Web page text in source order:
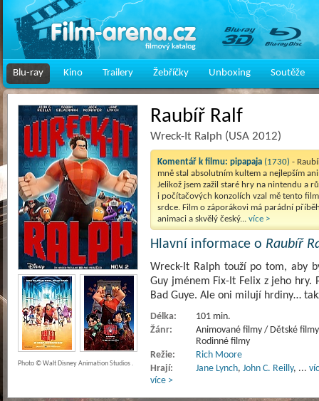
Blu-ray Kino Trailery Žebříčky Unboxing Soutěže
Raubíř Ralf
Wreck-It Ralph (USA 2012)
Komentář k filmu: pipapaja (1730) -
mně stal absolutním kultem a nejlepším
Jelikož jsem zažil staré hry na nintendu a
i počítačových konzolích vzal mě tento
srdce. Film o záporákovi má parádní
animaci a skvělý český... více >
Hlavní informace o Raubíř
Wreck-It Ralph touží po tom, aby
Guy jménem Fix-It Felix z jeho
Bad Guye. Ale oni milují hrdiny…
Délka:
101 min.
Žánr:
Animované filmy / Dětské
Rodinné filmy
Režie:
Rich Moore
Hrají:
Jane Lynch, John C. Reilly, ...
více >
Photo © Walt Disney Animation Studios .